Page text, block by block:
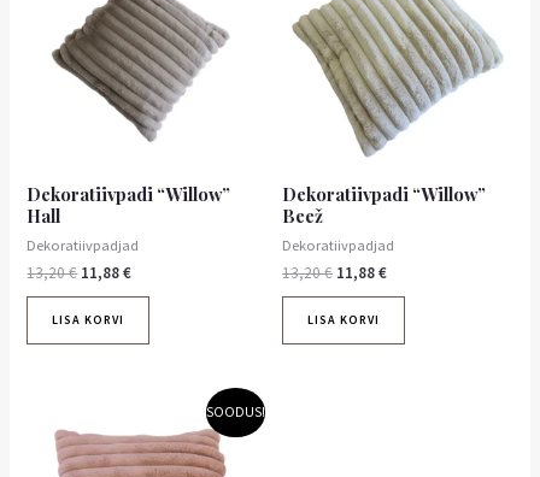
Dekoratiivpadi “Willow”
Hall
Dekoratiivpadjad
13,20€
13,20 €.
11,88€
11,88 €.
LISA KORVI
Dekoratiivpadi “Willow”
Beež
Dekoratiivpadjad
13,20€
13,20 €.
11,88€
11,88 €.
LISA KORVI
SOODUS!
oli:
13,20 €.
on:
11,88 €.